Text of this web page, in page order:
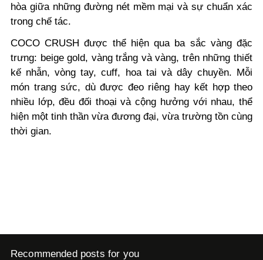
hòa giữa những đường nét mềm mại và sự chuẩn xác
trong chế tác.
COCO CRUSH được thể hiện qua ba sắc vàng đặc
trưng: beige gold, vàng trắng và vàng, trên những thiết
kế nhẫn, vòng tay, cuff, hoa tai và dây chuyền. Mỗi
món trang sức, dù được đeo riêng hay kết hợp theo
nhiều lớp, đều đối thoại và cộng hưởng với nhau, thể
hiện một tinh thần vừa đương đại, vừa trường tồn cùng
thời gian.
Recommended posts for you